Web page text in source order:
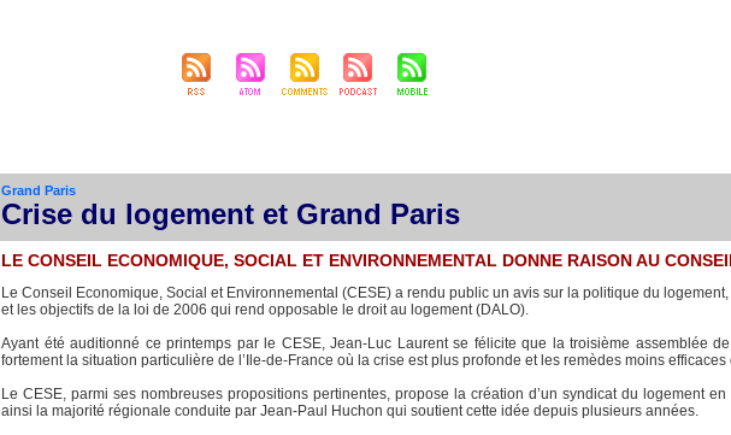
Grand Paris
Crise du logement et Grand Paris
LE CONSEIL ECONOMIQUE, SOCIAL ET ENVIRONNEMENTAL DONNE RAISON AU
Le Conseil Economique, Social et Environnemental (CESE) a rendu public un avis sur la politique du
et les objectifs de la loi de 2006 qui rend opposable le droit au logement (DALO).
Ayant été auditionné ce printemps par le CESE, Jean-Luc Laurent se félicite que la troisième assemblée
fortement la situation particulière de l’Ile-de-France où la crise est plus profonde et les remèdes moins
Le CESE, parmi ses nombreuses propositions pertinentes, propose la création d’un syndicat du logement
ainsi la majorité régionale conduite par Jean-Paul Huchon qui soutient cette idée depuis plusieurs années.